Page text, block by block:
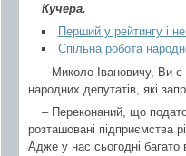
Кучера.
Перший у рейтингу і не
Спільна робота
– Миколо Івановичу, Ви є
народних депутатів, які
– Переконаний, що
розташовані підприємства
Адже у нас сьогодні багато